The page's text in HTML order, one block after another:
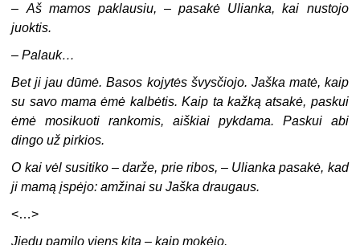
– Aš mamos paklausiu, – pasakė Ulianka, kai nustojo
juoktis.
–Palauk…
Bet ji jau dūmė. Basos kojytės švysčiojo. Jaška matė, kaip
su savo mama ėmė kalbėtis. Kaip ta kažką atsakė, paskui
ėmė mosikuoti rankomis, aiškiai pykdama. Paskui abi
dingo už pirkios.
O kai vėl susitiko – darže, prie ribos, – Ulianka pasakė, kad
ji mamą įspėjo: amžinai su Jaška draugaus.
<…>
Jiedu pamilo viens kitą – kaip mokėjo.